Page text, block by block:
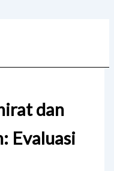
dan
Evaluasi